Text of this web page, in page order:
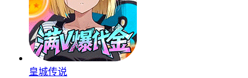
皇城传说